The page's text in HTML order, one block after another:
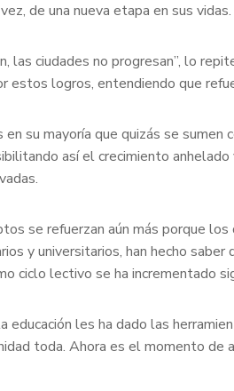
de una nueva etapa en sus vidas.
las ciudades no progresan”, lo
estos logros, entendiendo que
en su mayoría que quizás se sumen
así el crecimiento
se refuerzan aún más porque
y universitarios, han hecho
ciclo lectivo se ha incrementado
educación les ha dado las
toda. Ahora es el momento de